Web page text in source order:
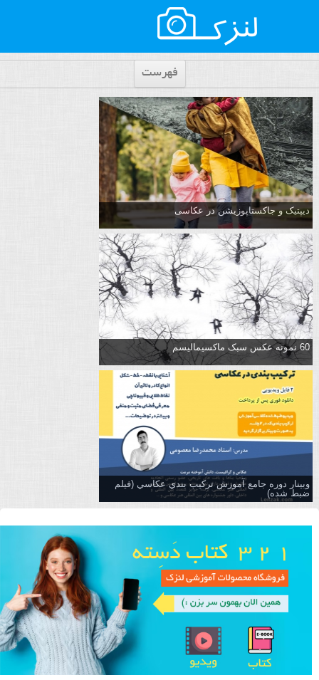
فهرست
دیپتیک و جاکستا‌پوزیشن در عکاسی
60 نمونه عکس سبک ماکسیمالیسم
وبینار دوره جامع آموزش تركيب بندي عكاسي (فیلم
ضبط شده)